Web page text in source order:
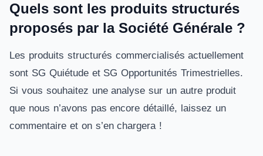
Quels sont les produits structurés
proposés par la Société Générale ?
Les produits structurés commercialisés actuellement
sont SG Quiétude et SG Opportunités Trimestrielles.
Si vous souhaitez une analyse sur un autre produit
que nous n’avons pas encore détaillé, laissez un
commentaire et on s’en chargera !